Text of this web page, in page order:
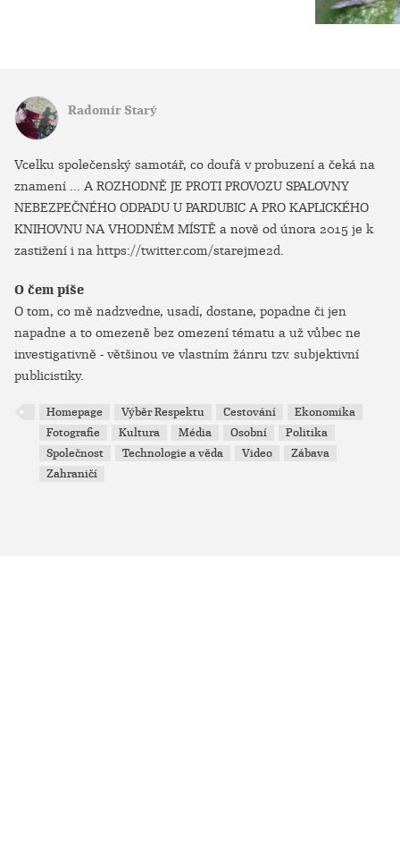
Radomír Starý
Vcelku společenský samotář, co doufá v probuzení a čeká na
znamení ... A ROZHODNĚ JE PROTI PROVOZU SPALOVNY
NEBEZPEČNÉHO ODPADU U PARDUBIC A PRO KAPLICKÉHO
KNIHOVNU NA VHODNÉM MÍSTĚ a nově od února 2015 je k
zastižení i na https://twitter.com/starejme2d.
O čem píše
O tom, co mě nadzvedne, usadí, dostane, popadne či jen
napadne a to omezeně bez omezení tématu a už vůbec ne
investigativně - většinou ve vlastním žánru tzv. subjektivní
publicistiky.
Homepage Výběr Respektu Cestování
Ekonomika
Fotografie
Kultura Média Osobní
Politika
Společnost
Technologie a věda Video
Zábava
Zahraničí